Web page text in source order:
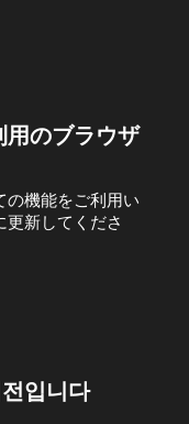
用のブラウザ
の機能をご利用い
新してくださ
입니다